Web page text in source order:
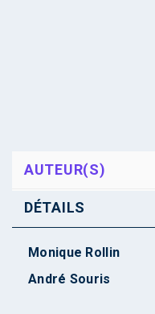
AUTEUR(S)
DÉTAILS
Monique Rollin
André Souris